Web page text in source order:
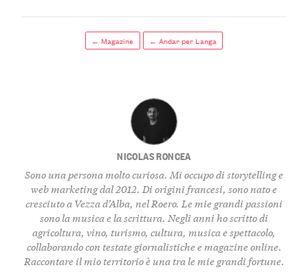
← Magazine ← Andar per Langa
NICOLAS RONCEA
Sono una persona molto curiosa. Mi occupo di storytelling e
web marketing dal 2012. Di origini francesi, sono nato e
cresciuto a Vezza d’Alba, nel Roero. Le mie grandi passioni
sono la musica e la scrittura. Negli anni ho scritto di
agricoltura, vino, turismo, cultura, musica e spettacolo,
collaborando con testate giornalistiche e magazine online.
Raccontare il mio territorio è una tra le mie grandi fortune.